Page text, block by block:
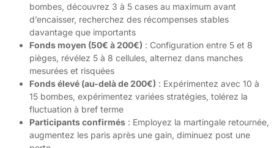
bombes, découvrez 3 à 5 cases au maximum avant
d’encaisser, recherchez des récompenses stables
davantage que importants
Fonds moyen (50€ à 200€) : Configuration entre 5 et 8
pièges, révélez 5 à 8 cellules, alternez dans manches
mesurées et risquées
Fonds élevé (au-delà de 200€) : Expérimentez avec 10 à
15 bombes, expérimentez variées stratégies, tolérez la
fluctuation à bref terme
Participants confirmés : Employez la martingale retournée,
augmentez les paris après une gain, diminuez post une